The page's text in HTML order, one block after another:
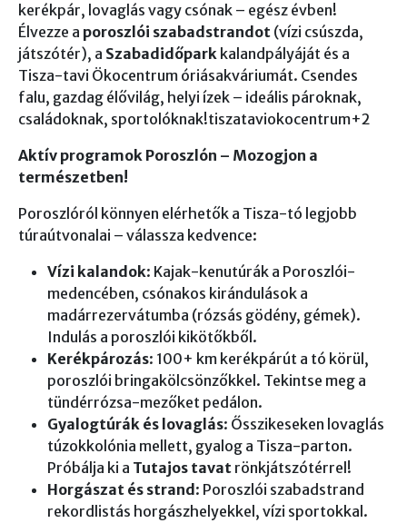
kerékpár, lovaglás vagy csónak – egész évben!
Élvezze a poroszlói szabadstrandot (vízi csúszda,
játszótér), a Szabadidőpark kalandpályáját és a
Tisza-tavi Ökocentrum óriásakváriumát. Csendes
falu, gazdag élővilág, helyi ízek – ideális pároknak,
családoknak, sportolóknak!tiszataviokocentrum+2
Aktív programok Poroszlón – Mozogjon a
természetben!
Poroszlóról könnyen elérhetők a Tisza-tó legjobb
túraútvonalai – válassza kedvence:
Vízi kalandok: Kajak-kenutúrák a Poroszlói-
medencében, csónakos kirándulások a
madárrezervátumba (rózsás gödény, gémek).
Indulás a poroszlói kikötőkből.
Kerékpározás: 100+ km kerékpárút a tó körül,
poroszlói bringakölcsönzőkkel. Tekintse meg a
tündérrózsa-mezőket pedálon.
Gyalogtúrák és lovaglás: Ősszikeseken lovaglás
túzokkolónia mellett, gyalog a Tisza-parton.
Próbálja ki a Tutajos tavat rönkjátszótérrel!
Horgászat és strand : Poroszlói szabadstrand
rekordlistás horgászhelyekkel, vízi sportokkal.